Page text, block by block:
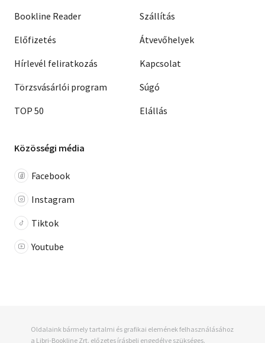
Bookline Reader
Előfizetés
Hírlevél feliratkozás
Törzsvásárlói program
TOP 50
Szállítás
Átvevőhelyek
Kapcsolat
Súgó
Elállás
Közösségi média
Facebook
Instagram
Tiktok
Youtube
Oldalaink bármely tartalmi és grafikai elemének felhasználásához
a Libri-Bookline Zrt. előzetes írásbeli engedélye szükséges.